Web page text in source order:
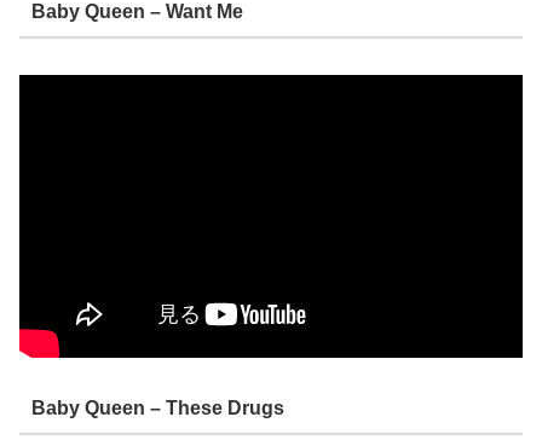
Baby Queen – Want Me
Baby Queen – These Drugs